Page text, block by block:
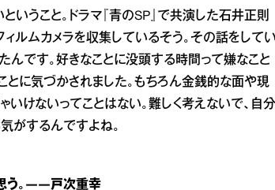
うこと。ドラマ『青のSP』で共演した石井正則
ルムカメラを収集しているそう。その話をして
んです。好きなことに没頭する時間って嫌なこと
とに気づかされました。もちろん金銭的な面や現
けないってことはない。難しく考えないで、自分
がするんですよね。
う。――戸次重幸